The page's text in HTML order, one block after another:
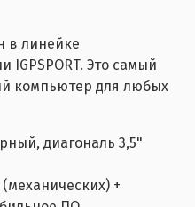
в линейке
Это самый
компьютер для любых
диагональ 3,5"
+